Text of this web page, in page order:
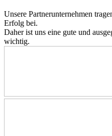
Unsere Partnerunternehmen
Erfolg bei.
Daher ist uns eine gute und
wichtig.